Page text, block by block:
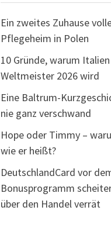
Ein zweites Zuhause
Pflegeheim in Polen
10 Gründe, warum
Weltmeister 2026 wird
Eine Baltrum-
nie ganz verschwand
Hope oder Timmy –
wie er heißt?
DeutschlandCard vor
Bonusprogramm
über den Handel verrät